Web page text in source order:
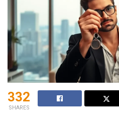
332
SHARES